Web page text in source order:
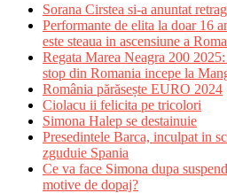
Sorana Cirstea si-a anuntat
Performante de elita la doar 16
este steaua in ascensiune a
Regata Marea Neagra 200
stop din Romania incepe la
România părăsește EURO 2024
Ciolacu ii felicita pe tricolori
Simona Halep se destainuie
Presedintele Barca, inculpat in
zguduie Spania
Ce va face Simona dupa
motive de dopaj?